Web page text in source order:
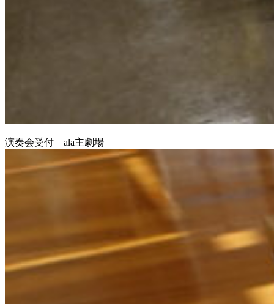
演奏会受付 ala主劇場